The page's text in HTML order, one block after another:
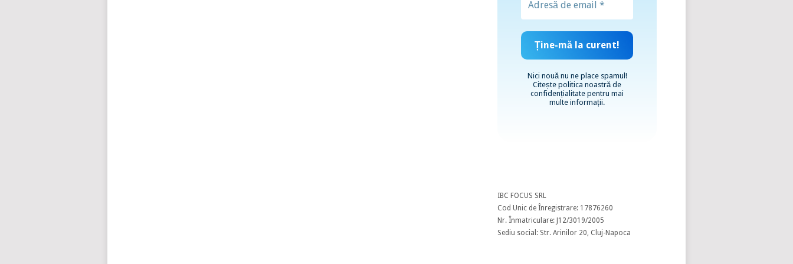
Nici nouă nu ne place spamul!
Citește politica noastră de
confidențialitate pentru mai
multe informații.
IBC FOCUS SRL
Cod Unic de Înregistrare: 17876260
Nr. Înmatriculare: J12/3019/2005
Sediu social: Str. Arinilor 20, Cluj-Napoca